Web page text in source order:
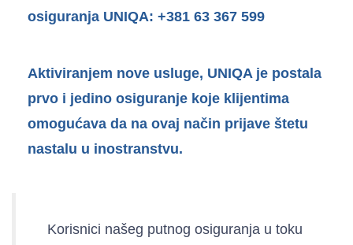
osiguranja UNIQA: +381 63 367 599
Aktiviranjem nove usluge, UNIQA je postala
prvo i jedino osiguranje koje klijentima
omogućava da na ovaj način prijave štetu
nastalu u inostranstvu.
Korisnici našeg putnog osiguranja u toku